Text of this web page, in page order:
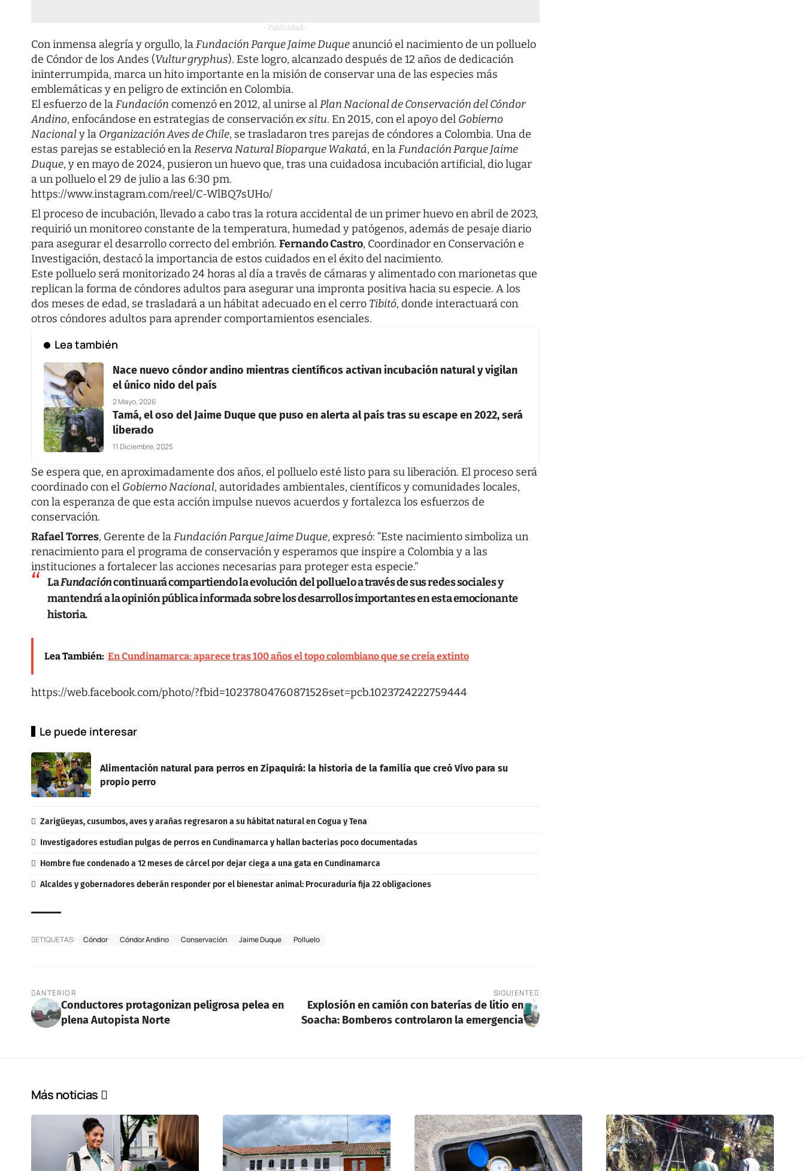
- Publicidad -
Con inmensa alegría y orgullo, laFundación Parque Jaime Duque anunció el nacimiento de un polluelo
de Cóndor de los Andes (Vultur gryphus). Este logro, alcanzado después de 12 años de dedicación
ininterrumpida, marca un hito importante en la misión de conservar una de las especies más
emblemáticas y en peligro de extinción en Colombia.
El esfuerzo de laFundación comenzó en 2012, al unirse alPlan Nacional de Conservación del Cóndor
Andino, enfocándose en estrategias de conservaciónex situ. En 2015, con el apoyo del Gobierno
Nacionaly la Organización Aves de Chile, se trasladaron tres parejas de cóndores a Colombia. Una de
estas parejas se estableció en laReserva Natural Bioparque Wakatá, en laFundación Parque Jaime
Duque, y en mayo de 2024, pusieron un huevo que, tras una cuidadosa incubación artificial, dio lugar
a un polluelo el 29 de julio a las 6:30 pm.
https://www.instagram.com/reel/C-WlBQ7sUHo/
El proceso de incubación, llevado a cabo tras la rotura accidental de un primer huevo en abril de 2023,
requirió un monitoreo constante de la temperatura, humedad y patógenos, además de pesaje diario
para asegurar el desarrollo correcto del embrión. Fernando Castro, Coordinador en Conservación e
Investigación, destacó la importancia de estos cuidados en el éxito del nacimiento.
Este polluelo será monitorizado 24 horas al día a través de cámaras y alimentado con marionetas que
replican la forma de cóndores adultos para asegurar una impronta positiva hacia su especie. A los
dos meses de edad, se trasladará a un hábitat adecuado en el cerro Tibitó, donde interactuará con
otros cóndores adultos para aprender comportamientos esenciales.
Lea también
Nace nuevo cóndor andino mientras científicos activan incubación natural y vigilan
el único nido del país
2 Mayo, 2026
Tamá, el oso del Jaime Duque que puso en alerta al país tras su escape en 2022, será
liberado
11 Diciembre, 2025
Se espera que, en aproximadamente dos años, el polluelo esté listo para su liberación. El proceso será
coordinado con el Gobierno Nacional, autoridades ambientales, científicos y comunidades locales,
con la esperanza de que esta acción impulse nuevos acuerdos y fortalezca los esfuerzos de
conservación.
Rafael Torres, Gerente de laFundación Parque Jaime Duque, expresó: “Este nacimiento simboliza un
renacimiento para el programa de conservación y esperamos que inspire a Colombia y a las
instituciones a fortalecer las acciones necesarias para proteger esta especie.”
LaFundacióncontinuará compartiendo la evolución del polluelo a través de sus redes sociales y
mantendrá a la opinión pública informada sobre los desarrollos importantes en esta emocionante
historia.
Lea También: En Cundinamarca: aparece tras 100 años el topo colombiano que se creía extinto
https://web.facebook.com/photo/?fbid=1023780476087152&set=pcb.1023724222759444
Le puede interesar
Alimentación natural para perros en Zipaquirá: la historia de la familia que creó Vivo para su
propio perro
Zarigüeyas, cusumbos, aves y arañas regresaron a su hábitat natural en Cogua y Tena
Investigadores estudian pulgas de perros en Cundinamarca y hallan bacterias poco documentadas
Hombre fue condenado a 12 meses de cárcel por dejar ciega a una gata en Cundinamarca
Alcaldes y gobernadores deberán responder por el bienestar animal: Procuraduría fija 22 obligaciones
ETIQUETAS: Cóndor Cóndor Andino Conservación Jaime Duque Polluelo
ANTERIOR
Conductores protagonizan peligrosa pelea en
plena Autopista Norte
SIGUIENTE
Explosión en camión con baterías de litio en
Soacha: Bomberos controlaron la emergencia
Más noticias